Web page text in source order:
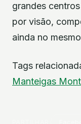
grandes
por visão,
ainda no
Tags
Manteigas